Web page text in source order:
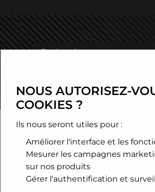
CHÂSSIS
sport > Honda >Civic >Filtre à air sport
NOUS AUTORISEZ-
COOKIES ?
Ils nous seront utiles pour :
Améliorer l'interface et les
Mesurer les campagnes
sur nos produits
Gérer l'authentification et